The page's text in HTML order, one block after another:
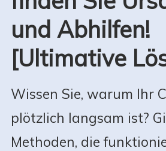
und Abhilfen!
[Ultimative
Wissen Sie, warum Ihr
plötzlich langsam ist?
Methoden, die